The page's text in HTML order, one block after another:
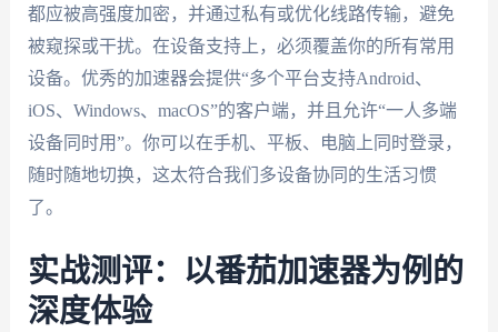
都应被高强度加密，并通过私有或优化线路传输，避免
被窥探或干扰。在设备支持上，必须覆盖你的所有常用
设备。优秀的加速器会提供“多个平台支持Android、
iOS、Windows、macOS”的客户端，并且允许“一人多端
设备同时用”。你可以在手机、平板、电脑上同时登录，
随时随地切换，这太符合我们多设备协同的生活习惯
了。
实战测评：以番茄加速器为例的
深度体验